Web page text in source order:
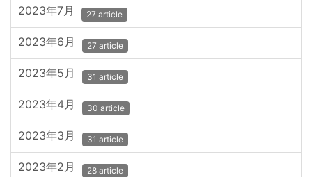
2023年7月 27 article
2023年6月 27 article
2023年5月 31 article
2023年4月 30 article
2023年3月 31 article
2023年2月 28 article